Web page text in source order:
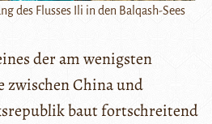
des Flusses Ili in den Balqash-Sees
der am wenigsten
zwischen China und
baut fortschreitend